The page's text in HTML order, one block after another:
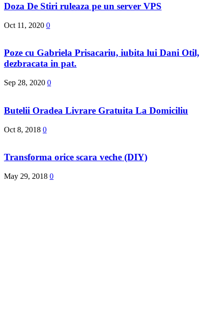
Doza De Stiri ruleaza pe un server VPS
Oct 11, 2020 0
Poze cu Gabriela Prisacariu, iubita lui Dani Otil,
dezbracata in pat.
Sep 28, 2020 0
Butelii Oradea Livrare Gratuita La Domiciliu
Oct 8, 2018 0
Transforma orice scara veche (DIY)
May 29, 2018 0